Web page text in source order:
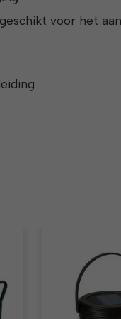
voor het